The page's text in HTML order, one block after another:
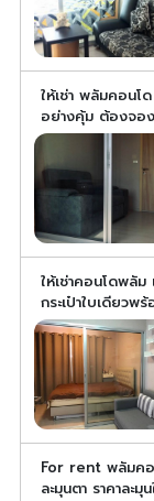
ให้เช่า พลัมคอนโ
อย่างคุ้ม ต้องจอ
ให้เช่าคอนโดพลั
กระเป๋าใบเดียวพ
For rent พลัมคอ
ละมุนตา ราคาละมุ